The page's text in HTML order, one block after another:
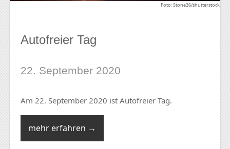
Foto: Stone36/shutterstock
Autofreier Tag
22. September 2020
Am 22. September 2020 ist Autofreier Tag.
mehr erfahren →